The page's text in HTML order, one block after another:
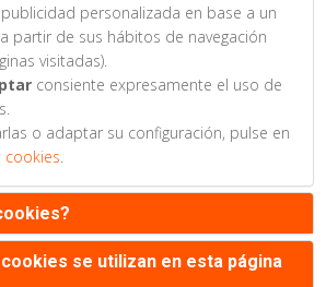
personalizada en base a un
partir de sus hábitos de navegación
visitadas).
consiente expresamente el uso de
o adaptar su configuración, pulse en
cookies.
se utilizan en esta página
patrocinada por:
Salado